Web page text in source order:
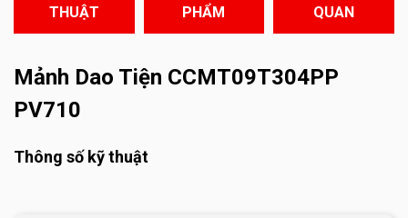
THUẬT
PHẨM
QUAN
Mảnh Dao Tiện CCMT09T304PP
PV710
Thông số kỹ thuật